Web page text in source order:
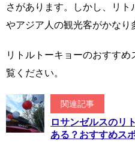
さがあります。しかし、リト
やアジア人の観光客がかなり
リトルトーキョーのおすす
覧ください。
関連記事
ロサンゼルスのリ
ある？おすすめス